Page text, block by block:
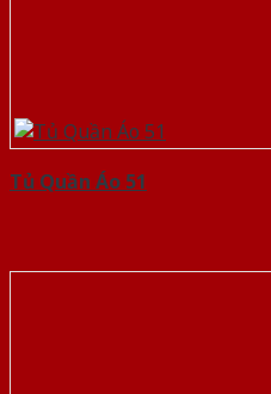
Tủ Quần Áo 51